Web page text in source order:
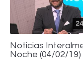
Noticias
Noche (04/02/19)